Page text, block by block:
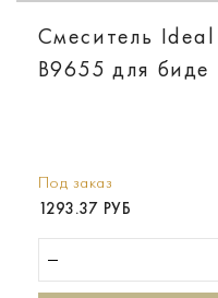
Смеситель
B9655 для биде
Под заказ
1293.37 РУБ